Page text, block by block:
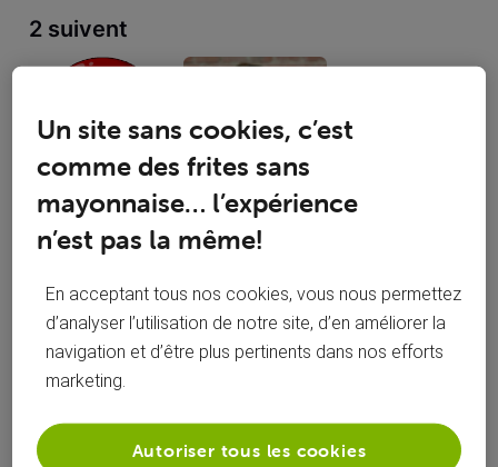
2 suivent
BlackRaph Lucas Jako
Activités de philicou
Toutesles activités
Selected
Toutesles
Un site sans cookies, c’est
comme des frites sans
mayonnaise… l’expérience
n’est pas la même!
En acceptant tous nos cookies, vous nous permettez
d’analyser l’utilisation de notre site, d’en améliorer la
navigation et d’être plus pertinents dans nos efforts
marketing.
Autoriser tous les cookies